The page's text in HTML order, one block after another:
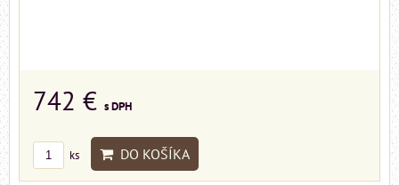
742 € s DPH
ks DO KOŠÍKA